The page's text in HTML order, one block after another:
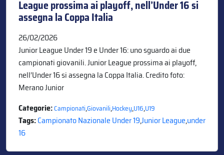
League prossima ai playoff, nell’Under 16 si
assegna la Coppa Italia
26/02/2026
Junior League Under 19 e Under 16: uno sguardo ai due
campionati giovanili. Junior League prossima ai playoff,
nell’Under 16 si assegna la Coppa Italia. Credito foto:
Merano Junior
Categorie:Campionati,Giovanili,Hockey,U16,U19
Tags:Campionato Nazionale Under 19,Junior League,under
16